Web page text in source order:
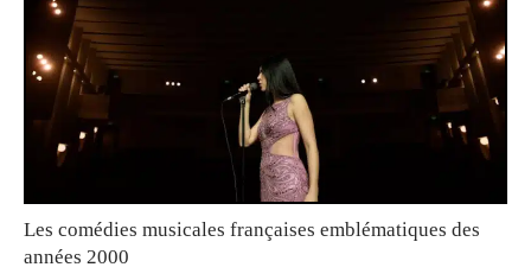
Les comédies musicales françaises emblématiques des
années 2000